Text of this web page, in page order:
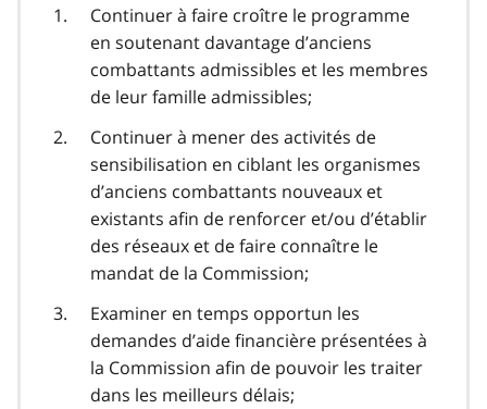
Continuer à faire croître le programme
en soutenant davantage d’anciens
combattants admissibles et les membres
de leur famille admissibles;
Continuer à mener des activités de
sensibilisation en ciblant les organismes
d’anciens combattants nouveaux et
existants afin de renforcer et/ou d’établir
des réseaux et de faire connaître le
mandat de la Commission;
Examiner en temps opportun les
demandes d’aide financière présentées à
la Commission afin de pouvoir les traiter
dans les meilleurs délais;